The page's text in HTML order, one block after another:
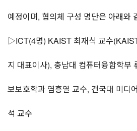
예정이며, 협의체 구성 명단은 아래와
▷ICT(4명) KAIST 최재식 교수
지 대표이사), 충남대 컴퓨터융합학부
보보호학과 염흥열 교수, 건국대 미디
석 교수